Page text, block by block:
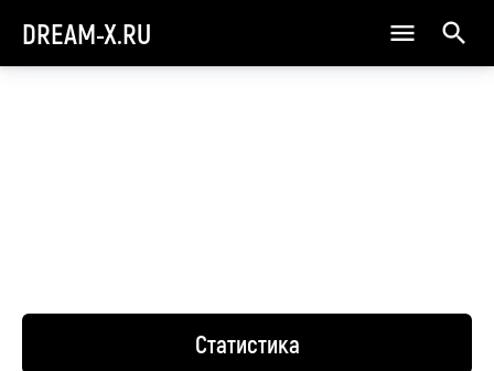
DREAM-X.RU
Статистика